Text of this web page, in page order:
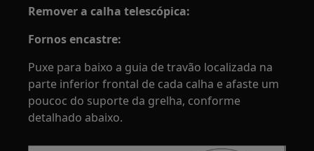
Remover a calha telescópica:
Fornos encastre:
Puxe para baixo a guia de travão localizada na
parte inferior frontal de cada calha e afaste um
poucoc do suporte da grelha, conforme
detalhado abaixo.